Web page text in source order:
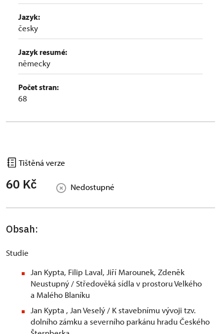
Jazyk:
česky
Jazyk resumé:
německy
Počet stran:
68
Tištěná verze
60 Kč Nedostupné
Obsah:
Studie
Jan Kypta, Filip Laval, Jiří Marounek, Zdeněk
Neustupný / Středověká sídla v prostoru Velkého
a Malého Blaníku
Jan Kypta , Jan Veselý / K stavebnímu vývoji tzv.
dolního zámku a severního parkánu hradu Českého